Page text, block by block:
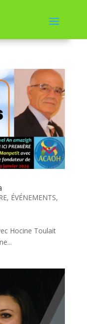
, ÉVÉNEMENTS,
Hocine Toulait